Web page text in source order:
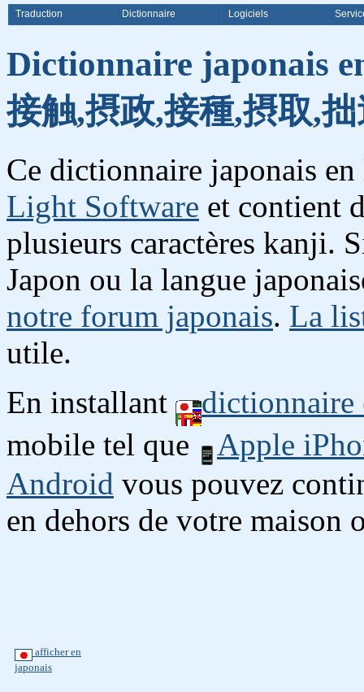
Traduction Dictionnaire Logiciels
Dictionnaire japonais
接触,摂政,接種,摂取,
Ce dictionnaire japonais
Light Software et contient
plusieurs caractères kanji.
Japon ou la langue
notre forum japonais. La
utile.
En installant
mobile tel que
Apple
Android vous pouvez
en dehors de votre maison
afficher en
japonais